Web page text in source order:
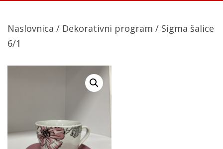
Naslovnica / Dekorativni program / Sigma šalice
6/1